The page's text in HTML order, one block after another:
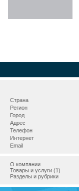
Страна
Регион
Город
Адрес
Телефон
Интернет
Email
О компании
Товары и услуги (1)
Разделы и рубрики